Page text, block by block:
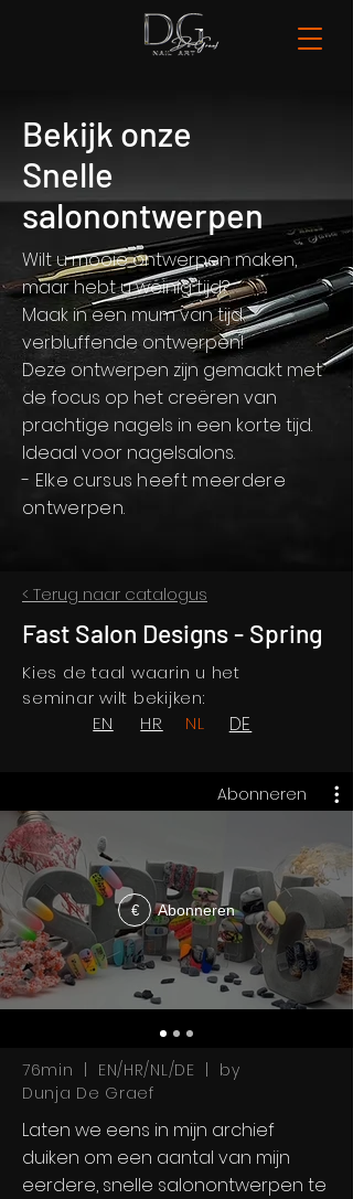
Bekijk onze
Snelle
salonontwerpen
Wilt u mooie ontwerpen maken,
maar hebt u weinig tijd?
Maak in een mum van tijd
verbluffende ontwerpen!
Deze ontwerpen zijn gemaakt met
de focus op het creëren van
prachtige nagels in een korte tijd.
Ideaal voor nagelsalons.
- Elke cursus heeft meerdere
ontwerpen.
< Terug naar catalogus
Fast Salon Designs - Spring
Kies de taal waarin u het
seminar wilt bekijken:
EN
HR NL DE
Abonneren
€ Abonneren
76min | EN/HR/NL/DE | by
Dunja De Graef
Laten we eens in mijn archief
duiken om een aantal van mijn
eerdere, snelle salonontwerpen te